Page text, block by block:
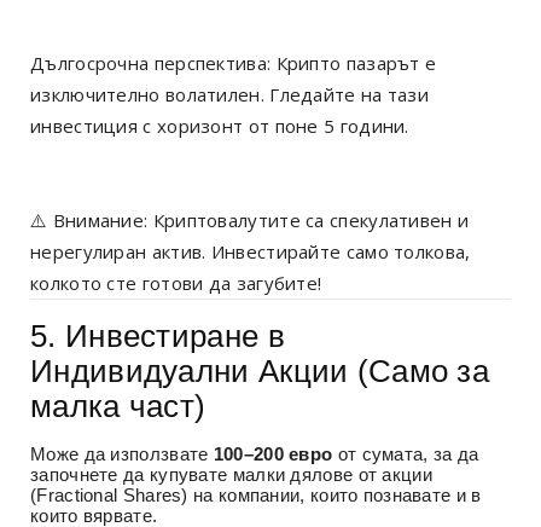
Дългосрочна перспектива: Крипто пазарът е
изключително волатилен. Гледайте на тази
инвестиция с хоризонт от поне 5 години.
⚠️ Внимание: Криптовалутите са спекулативен и
нерегулиран актив. Инвестирайте само толкова,
колкото сте готови да загубите!
5. Инвестиране в
Индивидуални Акции (Само за
малка част)
Може да използвате 100–200 евро от сумата, за да
започнете да купувате малки дялове от акции
(Fractional Shares) на компании, които познавате и в
които вярвате.